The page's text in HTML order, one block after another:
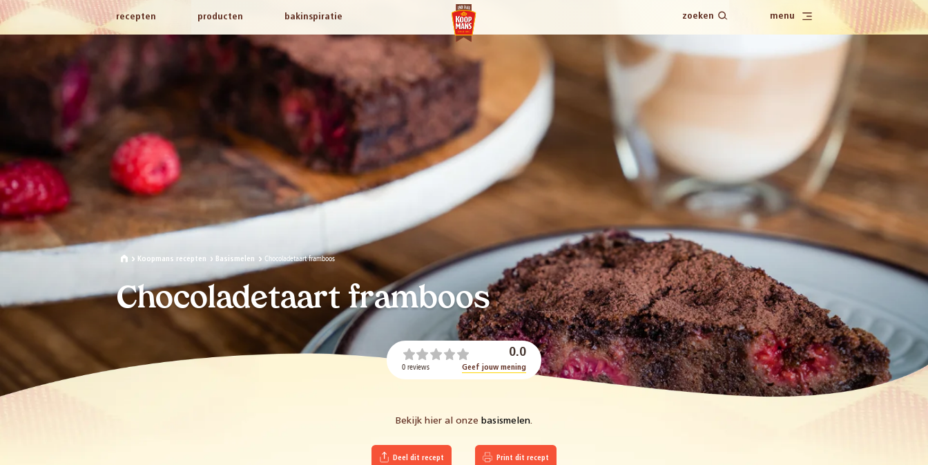
recepten producten bakinspiratie zoeken menu
Koopmans recepten Basismelen Chocoladetaart framboos
Chocoladetaart framboos
0.0
0 reviews Geef jouw mening
Bekijk hier al onze basismelen.
Deel dit recept Print dit recept